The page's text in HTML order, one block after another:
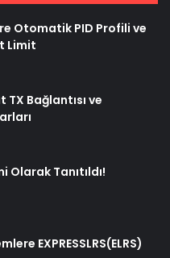
Otomatik PID Profili ve
Limit
Bağlantısı ve
Olarak Tanıtıldı!
EXPRESSLRS(ELRS)